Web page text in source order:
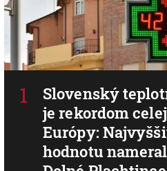
Slovenský
je rekordom
Európy:
hodnotu